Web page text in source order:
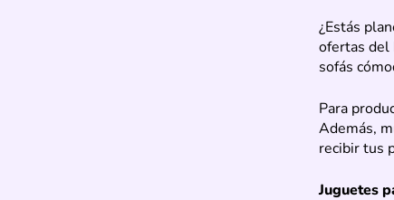
¿Estás
ofertas del
sofás
Para
Además,
recibir tus
Juguetes